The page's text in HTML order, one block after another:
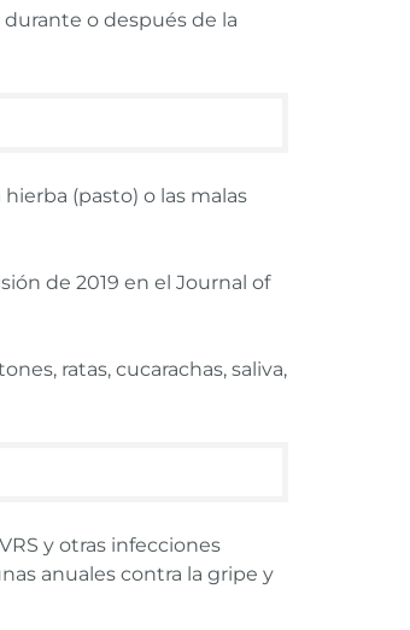
o después de la
(pasto) o las malas
de 2019 en el Journal of
ratas, cucarachas, saliva,
y otras infecciones
anuales contra la gripe y